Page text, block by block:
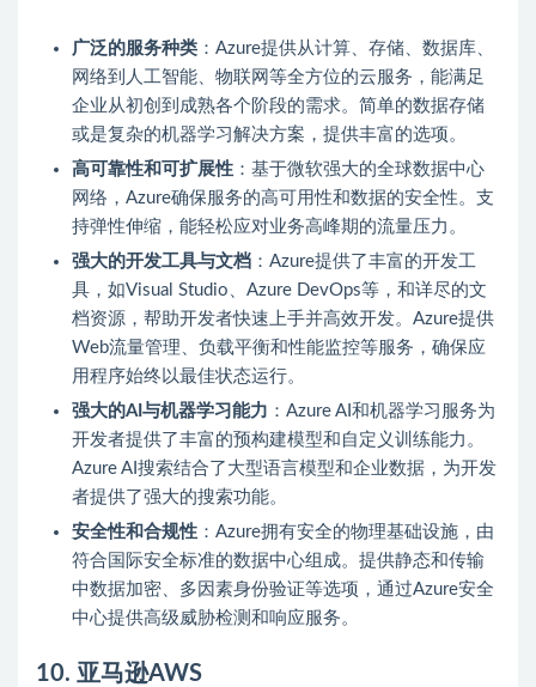
广泛的服务种类 ：Azure提供从计算、存储、数据库、
网络到人工智能、物联网等全方位的云服务，能满足
企业从初创到成熟各个阶段的需求。简单的数据存储
或是复杂的机器学习解决方案，提供丰富的选项。
高可靠性和可扩展性 ：基于微软强大的全球数据中心
网络，Azure确保服务的高可用性和数据的安全性。支
持弹性伸缩，能轻松应对业务高峰期的流量压力。
强大的开发工具与文档 ：Azure提供了丰富的开发工
具，如Visual Studio、Azure DevOps等，和详尽的文
档资源，帮助开发者快速上手并高效开发。Azure提供
Web流量管理、负载平衡和性能监控等服务，确保应
用程序始终以最佳状态运行。
强大的AI与机器学习能力 ：Azure AI和机器学习服务为
开发者提供了丰富的预构建模型和自定义训练能力。
Azure AI搜索结合了大型语言模型和企业数据，为开发
者提供了强大的搜索功能。
安全性和合规性 ：Azure拥有安全的物理基础设施，由
符合国际安全标准的数据中心组成。提供静态和传输
中数据加密、多因素身份验证等选项，通过Azure安全
中心提供高级威胁检测和响应服务。
10. 亚马逊AWS